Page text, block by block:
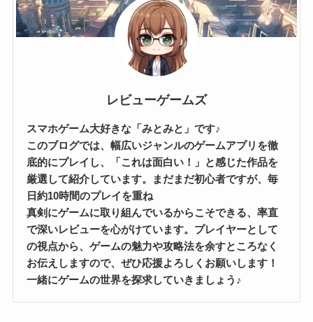
レビューゲームズ
スマホゲーム大好きな「みとみと」です♪
このブログでは、幅広いジャンルのゲームアプリを徹
底的にプレイし、「これは面白い！」と感じた作品を
厳選して紹介しています。まだまだ初心者ですが、毎
日約10時間のプレイを重ね
真剣にゲームに取り組んでいるからこそできる、率直
で深いレビューを心がけています。プレイヤーとして
の視点から、ゲームの魅力や攻略法を余すところなく
お伝えしますので、ぜひ応援よろしくお願いします！
一緒にゲームの世界を探求していきましょう♪